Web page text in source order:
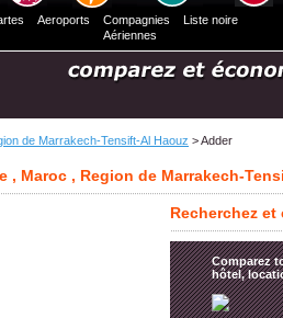
Aeroports
Compagnies
Aériennes
Liste noire
de Marrakech-Tensift-Al Haouz > Adder
, Maroc , Region de Marrakech-
Recherchez
Comparez
hôtel,